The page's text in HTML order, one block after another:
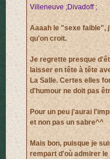
Villeneuve ;Divadoff ;
Aaaah le "sexe faible",
qu'on croit.
Je regrette presque
laisser en tête à tête
La Salle. Certes elles
d'humour ne doit pas
Pour un peu j'aurai
et non pas un sabre^^
Mais bon, puisque je
rempart d'où admirer